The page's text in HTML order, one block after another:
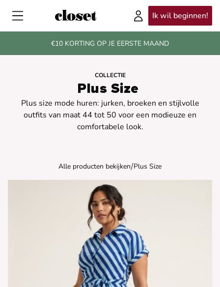
Ik wil beginnen!
€10 KORTING OP JE EERSTE MAAND
COLLECTIE
Plus Size
Plus size mode huren: jurken, broeken en stijlvolle
outfits van maat 44 tot 50 voor een modieuze en
comfortabele look.
Alle producten bekijken/Plus Size